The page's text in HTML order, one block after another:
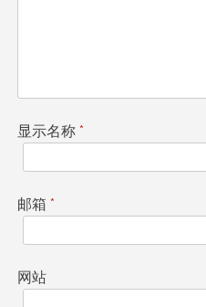
显示名称 *
邮箱 *
网站